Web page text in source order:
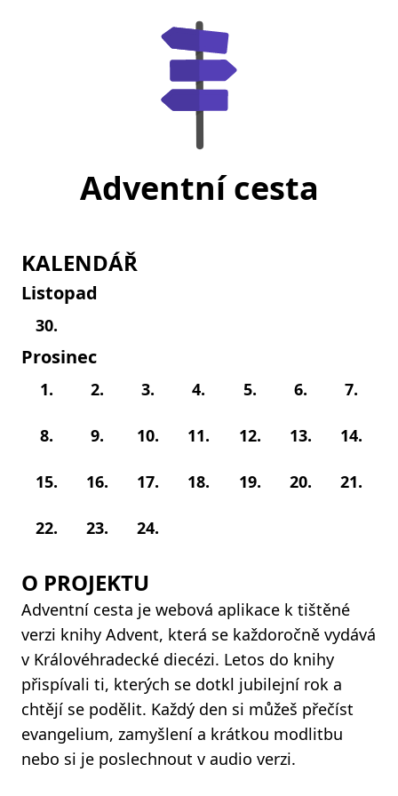
Adventní cesta
KALENDÁŘ
Listopad
30.
Prosinec
1. 2. 3. 4. 5. 6. 7.
8. 9. 10. 11. 12. 13. 14.
15. 16. 17. 18. 19. 20. 21.
22. 23. 24.
O PROJEKTU
Adventní cesta je webová aplikace k tištěné
verzi knihy Advent, která se každoročně vydává
v Královéhradecké diecézi. Letos do knihy
přispívali ti, kterých se dotkl jubilejní rok a
chtějí se podělit. Každý den si můžeš přečíst
evangelium, zamyšlení a krátkou modlitbu
nebo si je poslechnout v audio verzi.